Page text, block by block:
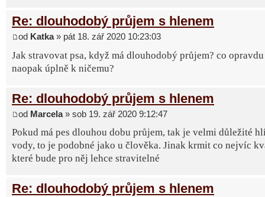
Re: dlouhodobý průjem s hlenem
od Katka» pát 18. zář 2020 10:23:03
Jak stravovat psa, když má dlouhodobý průjem? co
naopak úplně k ničemu?
Re: dlouhodobý průjem s hlenem
od Marcela» sob 19. zář 2020 9:12:47
Pokud má pes dlouhou dobu průjem, tak je velmi důležité
vody, to je podobné jako u člověka. Jinak krmit co nejvíc
které bude pro něj lehce stravitelné
Re: dlouhodobý průjem s hlenem